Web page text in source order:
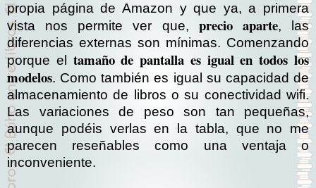
propia página de Amazon y que ya, a primera
vista nos permite ver que, precio aparte, las
diferencias externas son mínimas. Comenzando
porque el tamaño de pantalla es igual en todos los
modelos. Como también es igual su capacidad de
almacenamiento de libros o su conectividad wifi.
Las variaciones de peso son tan pequeñas,
aunque podéis verlas en la tabla, que no me
parecen reseñables como una ventaja o
inconveniente.